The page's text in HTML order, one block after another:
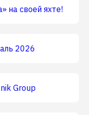
на своей яхте!
2026
Group